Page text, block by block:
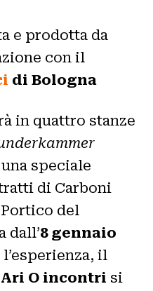
e prodotta da
con il
di Bologna
in quattro stanze
speciale
di Carboni
del
dall’8 gennaio
il
O incontri si